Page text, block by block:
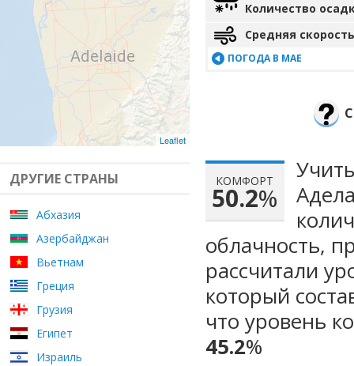
Leaflet
ДРУГИЕ СТРАНЫ
Абхазия
Азербайджан
Вьетнам
Греция
Грузия
Египет
Израиль
Количество
Средняя
ПОГОДА В МАЕ
КОМФОРТ
50.2%
облачность,
рассчитали
который
что уровень
45.2%